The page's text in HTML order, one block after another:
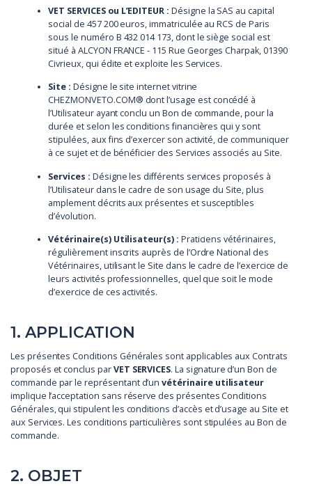
VET SERVICES ou L’EDITEUR : Désigne la SAS au capital
social de 457 200 euros, immatriculée au RCS de Paris
sous le numéro B 432 014 173, dont le siège social est
situé à ALCYON FRANCE - 115 Rue Georges Charpak, 01390
Civrieux, qui édite et exploite les Services.
Site : Désigne le site internet vitrine
CHEZMONVETO.COM® dont l’usage est concédé à
l’Utilisateur ayant conclu un Bon de commande, pour la
durée et selon les conditions financières qui y sont
stipulées, aux fins d’exercer son activité, de communiquer
à ce sujet et de bénéficier des Services associés au Site.
Services : Désigne les différents services proposés à
l’Utilisateur dans le cadre de son usage du Site, plus
amplement décrits aux présentes et susceptibles
d’évolution.
Vétérinaire(s) Utilisateur(s) : Praticiens vétérinaires,
régulièrement inscrits auprès de l’Ordre National des
Vétérinaires, utilisant le Site dans le cadre de l’exercice de
leurs activités professionnelles, quel que soit le mode
d’exercice de ces activités.
1. APPLICATION
Les présentes Conditions Générales sont applicables aux Contrats
proposés et conclus parVET SERVICES. La signature d’un Bon de
commande par le représentant d’unvétérinaire utilisateur
implique l’acceptation sans réserve des présentes Conditions
Générales, qui stipulent les conditions d’accès et d’usage au Site et
aux Services. Les conditions particulières sont stipulées au Bon de
commande.
2. OBJET